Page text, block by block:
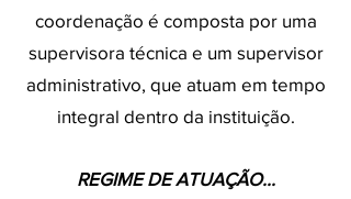
coordenação é composta por uma
supervisora técnica e um supervisor
administrativo, que atuam em tempo
integral dentro da instituição.
REGIME DE ATUAÇÃO...